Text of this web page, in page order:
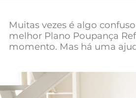
Negócios
Mundial 2026
Muitas vezes é algo
melhor Plano Poupança
momento. Mas há uma